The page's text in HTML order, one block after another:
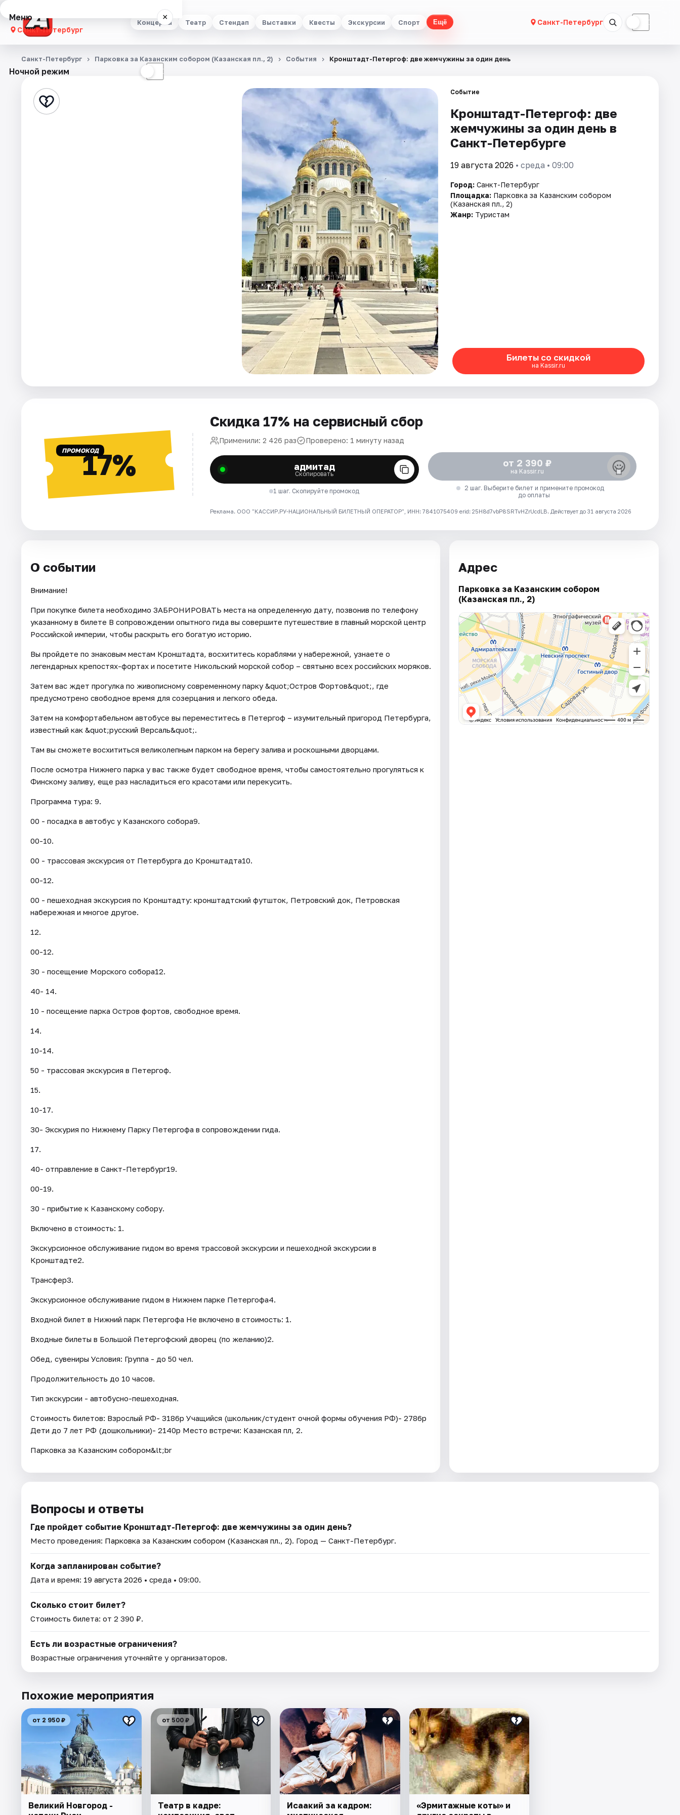
Концерты Театр Стендап Выставки Квесты Экскурсии Спорт Ещё Санкт-Петербург ☾
Меню ×
Санкт-Петербург
Концерты
Стендап
Ночной режим ☾
Санкт-Петербург Парковка за Казанским собором (Казанская пл., 2) События ​​​​​​​Кронштадт-Петергоф: две жемчужины за один день
Событие
​​​​​​​Кронштадт-Петергоф: две
жемчужины за один день в
Санкт-Петербурге
19 августа 2026 • среда • 09:00
Город: Санкт-Петербург
Площадка: Парковка за Казанским собором
(Казанская пл., 2)
Жанр: Туристам
Билеты со скидкой
на Kassir.ru
ПРОМОКОД17%
Скидка 17% на сервисный сбор
Применили: 2 426 раз Проверено: 1 минуту назад
адмитад
Скопировать
1 шаг. Скопируйте промокод
от 2 390 ₽
на Kassir.ru
2 шаг. Выберите билет и примените промокод
до оплаты
Реклама. ООО "КАССИР.РУ-НАЦИОНАЛЬНЫЙ БИЛЕТНЫЙ ОПЕРАТОР", ИНН: 7841075409 erid: 25H8d7vbP8SRTvHZrUcdLB. Действует до 31 августа 2026
О событии
Внимание!
При покупке билета необходимо ЗАБРОНИРОВАТЬ места на определенную дату, позвонив по телефону
указанному в билете В сопровождении опытного гида вы совершите путешествие в главный морской центр
Российской империи, чтобы раскрыть его богатую историю.
Вы пройдете по знаковым местам Кронштадта, восхититесь кораблями у набережной, узнаете о
легендарных крепостях-фортах и посетите Никольский морской собор – святыню всех российских моряков.
Затем вас ждет прогулка по живописному современному парку &quot;Остров Фортов&quot;, где
предусмотрено свободное время для созерцания и легкого обеда.
Затем на комфортабельном автобусе вы переместитесь в Петергоф – изумительный пригород Петербурга,
известный как &quot;русский Версаль&quot;.
Там вы сможете восхититься великолепным парком на берегу залива и роскошными дворцами.
После осмотра Нижнего парка у вас также будет свободное время, чтобы самостоятельно прогуляться к
Финскому заливу, еще раз насладиться его красотами или перекусить.
Программа тура: 9.
00 - посадка в автобус у Казанского собора9.
00-10.
00 - трассовая экскурсия от Петербурга до Кронштадта10.
00-12.
00 - пешеходная экскурсия по Кронштадту: кронштадтский футшток, Петровский док, Петровская
набережная и многое другое.
12.
00-12.
30 - посещение Морского собора12.
40- 14.
10 - посещение парка Остров фортов, свободное время.
14.
10-14.
50 - трассовая экскурсия в Петергоф.
15.
10-17.
30- Экскурия по Нижнему Парку Петергофа в сопровождении гида.
17.
40- отправление в Санкт-Петербург19.
00-19.
30 - прибытие к Казанскому собору.
Включено в стоимость: 1.
Экскурсионное обслуживание гидом во время трассовой экскурсии и пешеходной экскурсии в
Кронштадте2.
Трансфер3.
Экскурсионное обслуживание гидом в Нижнем парке Петергофа4.
Входной билет в Нижний парк Петергофа Не включено в стоимость: 1.
Входные билеты в Большой Петергофский дворец (по желанию)2.
Обед, сувениры Условия: Группа - до 50 чел.
Продолжительность до 10 часов.
Тип экскурсии - автобусно-пешеходная.
Стоимость билетов: Взрослый РФ- 3186р Учащийся (школьник/студент очной формы обучения РФ)- 2786р
Дети до 7 лет РФ (дошкольники)- 2140р Место встречи: Казанская пл, 2.
Парковка за Казанским собором&lt;br
Адрес
Парковка за Казанским собором
(Казанская пл., 2)
Вопросы и ответы
Где пройдет событие ​​​​​​​Кронштадт-Петергоф: две жемчужины за один день?
Место проведения: Парковка за Казанским собором (Казанская пл., 2). Город — Санкт-Петербург.
Когда запланирован событие?
Дата и время: 19 августа 2026 • среда • 09:00.
Сколько стоит билет?
Стоимость билета: от 2 390 ₽.
Есть ли возрастные ограничения?
Возрастные ограничения уточняйте у организаторов.
Похожие мероприятия
от 2 950 ₽
Великий Новгород -
от 500 ₽
Театр в кадре:
Исаакий за кадром:
«Эрмитажные коты» и